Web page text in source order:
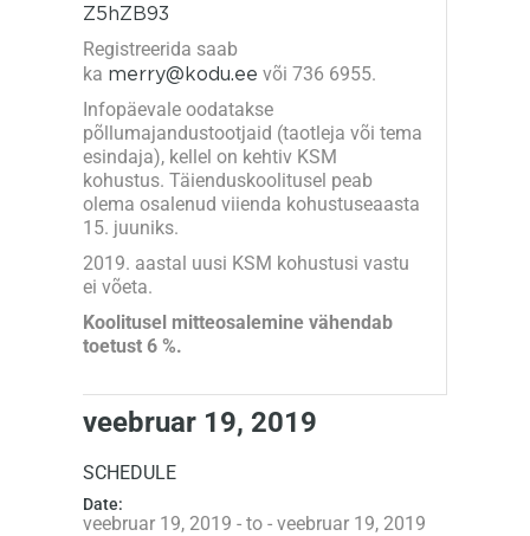
Z5hZB93
Registreerida saab
ka merry@kodu.ee või 736 6955.
Infopäevale oodatakse
põllumajandustootjaid (taotleja või tema
esindaja), kellel on kehtiv KSM
kohustus. Täienduskoolitusel peab
olema osalenud viienda kohustuseaasta
15. juuniks.
2019. aastal uusi KSM kohustusi vastu
ei võeta.
Koolitusel mitteosalemine vähendab
toetust 6 %.
veebruar 19, 2019
SCHEDULE
Date:
veebruar 19, 2019 - to - veebruar 19, 2019